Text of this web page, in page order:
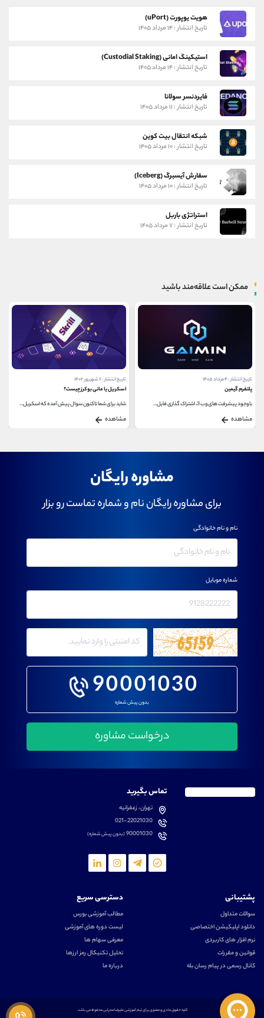
هویت یوپورت (uPort)
تاریخ انتشار : ۱۴ مرداد ۱۴۰۵
استیکینگ امانی (Custodial Staking)
تاریخ انتشار : ۱۴ مرداد ۱۴۰۵
فایردنسر سولانا
تاریخ انتشار : ۱۱ مرداد ۱۴۰۵
شبکه انتقال بیت کوین
تاریخ انتشار : ۱۰ مرداد ۱۴۰۵
سفارش آیسبرگ (Iceberg)
تاریخ انتشار : ۱۰ مرداد ۱۴۰۵
استراتژی باربل
تاریخ انتشار : ۷ مرداد ۱۴۰۵
ممکن است علاقه‌مند باشید
تاریخ انتشار : ۶ شهریور ۱۴۰۲
اسکریل یا مانی بوکرز چیست؟
شاید برای شما تاکنون سوال پیش آمده که اسکریل...
مشاهده
تاریخ انتشار : ۲۸ خرداد ۱۴۰۲
وام جمعی (Crowdloan) چیست؟
یکی از مهمترین روش‌های تامین مالی پاراچین...
مشاهده
مشاوره رایگان
برای مشاوره رایگان نام و شماره تماست رو بزار
90001030
بدون پیش شماره
نام و نام خانوادگی
شماره موبایل
تماس بگیرید
تهران، زعفرانیه
021-22021030
90001030(بدون پیش شماره)
پشتیبانی
سوالات متداول
دانلود اپلیکیشن اختصاصی
نرم افزار های کاربردی
قوانین و مقررات
کانال رسمی در پیام رسان بله
دسترسی سریع
مطالب آموزشی بورس
لیست دوره های آموزشی
معرفی سهام ها
تحلیل تکنیکال رمز ارزها
درباره ما
کلیه حقوق مادی و معنوی برای تیم آموزشی علیرضا محرابی محفوظ می باشد.